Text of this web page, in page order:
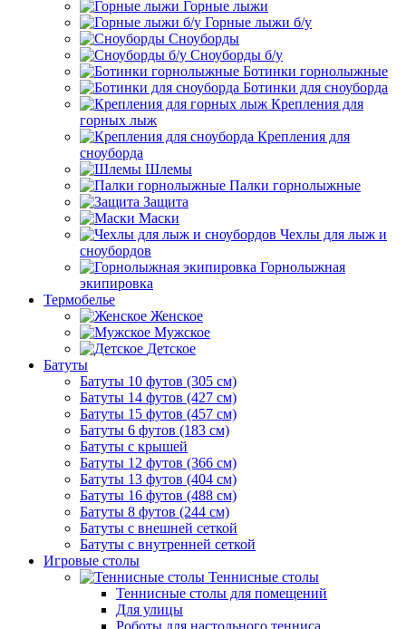
Горные лыжи
Горные лыжи б/у
Сноуборды
Сноуборды б/у
Ботинки горнолыжные
Ботинки для сноуборда
Крепления для
горных лыж
Крепления для
сноуборда
Шлемы
Палки горнолыжные
Защита
Маски
Чехлы для лыж и
сноубордов
Горнолыжная
экипировка
Термобелье
Женское
Мужское
Детское
Батуты
Батуты 10 футов (305 см)
Батуты 14 футов (427 см)
Батуты 15 футов (457 см)
Батуты 6 футов (183 см)
Батуты с крышей
Батуты 12 футов (366 см)
Батуты 13 футов (404 см)
Батуты 16 футов (488 см)
Батуты 8 футов (244 см)
Батуты с внешней сеткой
Батуты с внутренней сеткой
Игровые столы
Теннисные столы
Теннисные столы для помещений
Для улицы
Роботы для настольного тенниса